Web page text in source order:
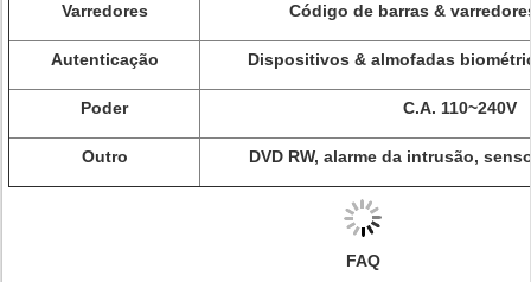
Varredores Código de barras &
Autenticação Dispositivos & almofadas
Poder C.A. 110~240V
Outro DVD RW, alarme da intrusão,
FAQ